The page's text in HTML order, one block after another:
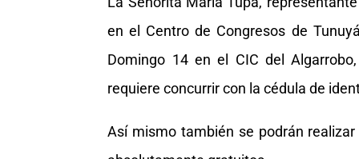
en el Centro de Congresos de
Domingo 14 en el CIC del
requiere concurrir con la cédula de
Así mismo también se podrán